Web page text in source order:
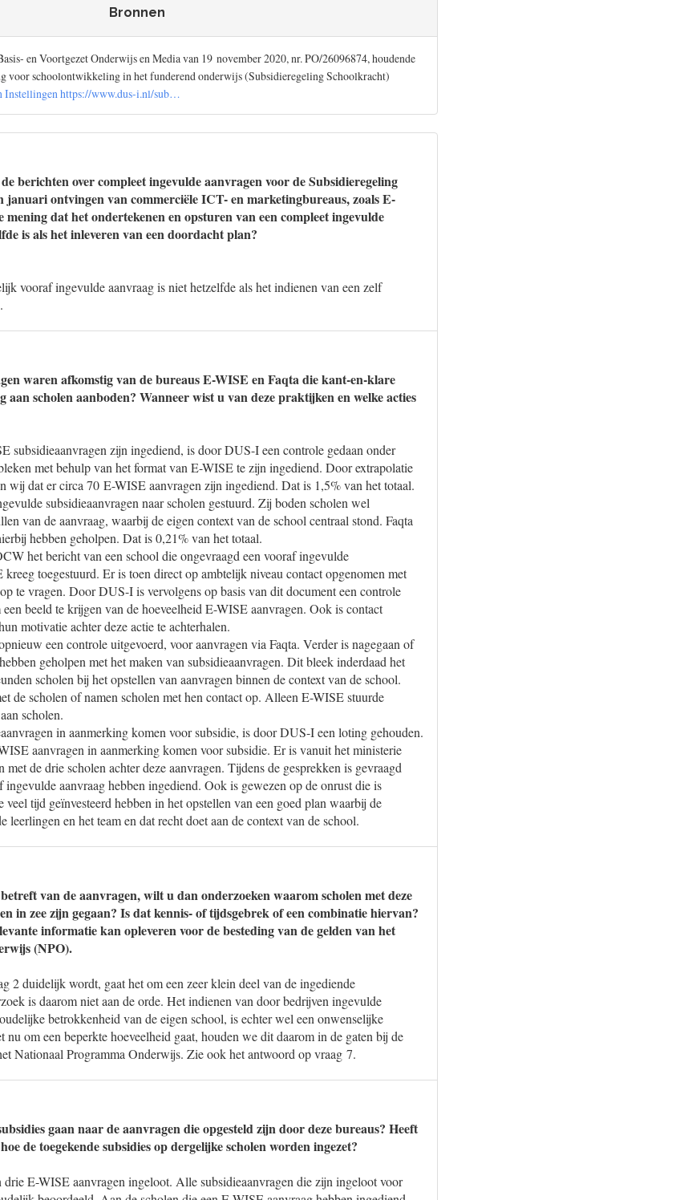
Bronnen
en Voortgezet Onderwijs en Media van 19 november 2020, nr. PO/26096874, houdende
voor schoolontwikkeling in het funderend onderwijs (Subsidieregeling Schoolkracht)
Instellingen https://www.dus-i.nl/sub…
berichten over compleet ingevulde aanvragen voor de Subsidieregeling
januari ontvingen van commerciële ICT- en marketingbureaus, zoals E-
dat het ondertekenen en opsturen van een compleet ingevulde
is als het inleveren van een doordacht plan?
vooraf ingevulde aanvraag is niet hetzelfde als het indienen van een zelf
waren afkomstig van de bureaus E-WISE en Faqta die kant-en-klare
aan scholen aanboden? Wanneer wist u van deze praktijken en welke acties
subsidieaanvragen zijn ingediend, is door DUS-I een controle gedaan onder
met behulp van het format van E-WISE te zijn ingediend. Door extrapolatie
wij dat er circa 70 E-WISE aanvragen zijn ingediend. Dat is 1,5% van het totaal.
subsidieaanvragen naar scholen gestuurd. Zij boden scholen wel
van de aanvraag, waarbij de eigen context van de school centraal stond. Faqta
hebben geholpen. Dat is 0,21% van het totaal.
het bericht van een school die ongevraagd een vooraf ingevulde
toegestuurd. Er is toen direct op ambtelijk niveau contact opgenomen met
te vragen. Door DUS-I is vervolgens op basis van dit document een controle
beeld te krijgen van de hoeveelheid E-WISE aanvragen. Ook is contact
motivatie achter deze actie te achterhalen.
een controle uitgevoerd, voor aanvragen via Faqta. Verder is nagegaan of
geholpen met het maken van subsidieaanvragen. Dit bleek inderdaad het
scholen bij het opstellen van aanvragen binnen de context van de school.
de scholen of namen scholen met hen contact op. Alleen E-WISE stuurde
scholen.
in aanmerking komen voor subsidie, is door DUS-I een loting gehouden.
aanvragen in aanmerking komen voor subsidie. Er is vanuit het ministerie
met de drie scholen achter deze aanvragen. Tijdens de gesprekken is gevraagd
ingevulde aanvraag hebben ingediend. Ook is gewezen op de onrust die is
veel tijd geïnvesteerd hebben in het opstellen van een goed plan waarbij de
leerlingen en het team en dat recht doet aan de context van de school.
van de aanvragen, wilt u dan onderzoeken waarom scholen met deze
in zee zijn gegaan? Is dat kennis- of tijdsgebrek of een combinatie hiervan?
informatie kan opleveren voor de besteding van de gelden van het
(NPO).
2 duidelijk wordt, gaat het om een zeer klein deel van de ingediende
is daarom niet aan de orde. Het indienen van door bedrijven ingevulde
betrokkenheid van de eigen school, is echter wel een onwenselijke
om een beperkte hoeveelheid gaat, houden we dit daarom in de gaten bij de
Nationaal Programma Onderwijs. Zie ook het antwoord op vraag 7.
gaan naar de aanvragen die opgesteld zijn door deze bureaus? Heeft
de toegekende subsidies op dergelijke scholen worden ingezet?
E-WISE aanvragen ingeloot. Alle subsidieaanvragen die zijn ingeloot voor